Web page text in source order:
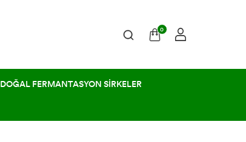
0
DOĞAL FERMANTASYON SİRKELER